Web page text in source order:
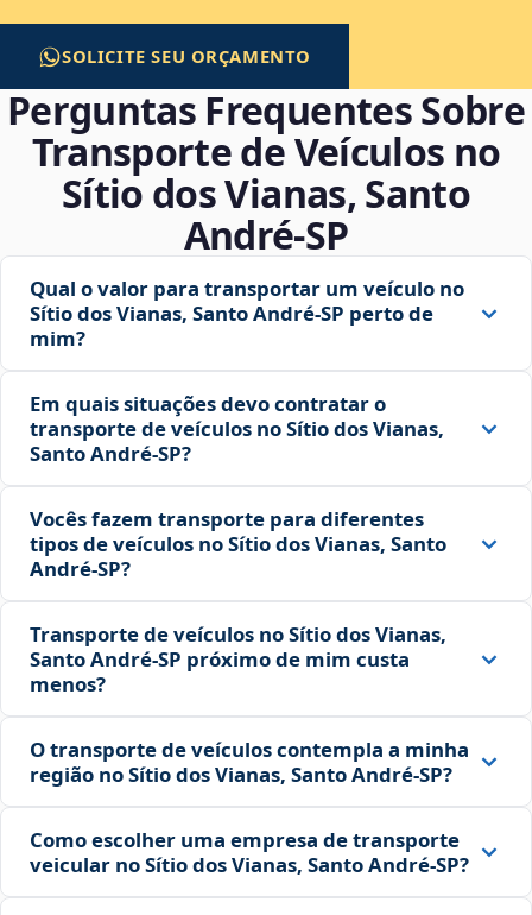
SOLICITE SEU ORÇAMENTO
Perguntas Frequentes Sobre
Transporte de Veículos no
Sítio dos Vianas, Santo
André‑SP
Qual o valor para transportar um veículo no
Sítio dos Vianas, Santo André‑SP perto de
mim?
Em quais situações devo contratar o
transporte de veículos no Sítio dos Vianas,
Santo André‑SP?
Vocês fazem transporte para diferentes
tipos de veículos no Sítio dos Vianas, Santo
André‑SP?
Transporte de veículos no Sítio dos Vianas,
Santo André‑SP próximo de mim custa
menos?
O transporte de veículos contempla a minha
região no Sítio dos Vianas, Santo André‑SP?
Como escolher uma empresa de transporte
veicular no Sítio dos Vianas, Santo André‑SP?